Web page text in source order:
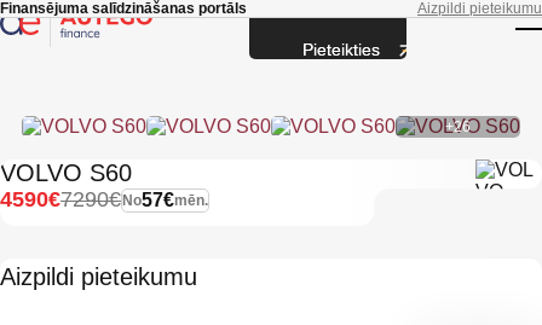
Skip to main content
Finansējuma salīdzināšanas portāls Aizpildi pieteikumu
+26
VOLVO S60
No57€mēn.
7290€
4590€
Aizpildi pieteikumu